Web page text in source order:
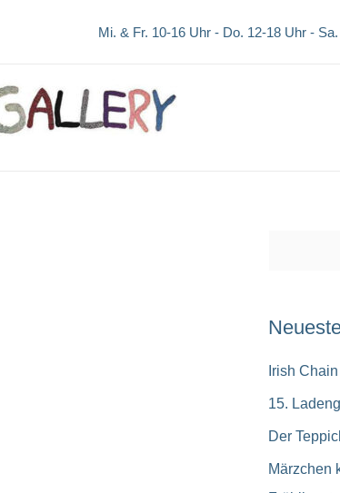
Mi. & Fr. 10-16 Uhr - Do. 12-18 Uhr -
h
Irish
15.
Der
Märzchen